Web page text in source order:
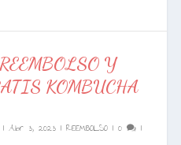
Y
KOMBUCHA
|Abr 3, 2023 |REEMBOLSO |0 |